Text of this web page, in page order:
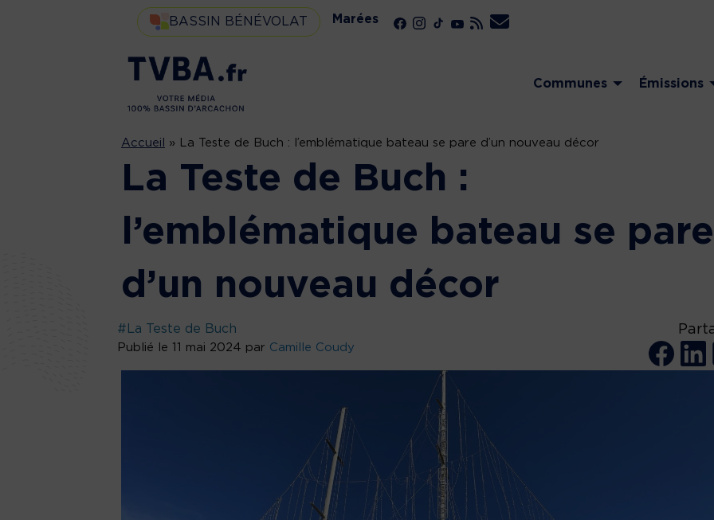
BASSIN BÉNÉVOLAT Marées
Communes Émissions
Accueil » La Teste de Buch : l’emblématique bateau se pare d’un nouveau décor
La Teste de Buch :
l’emblématique bateau se pare
d’un nouveau décor
#La Teste de Buch
Publié le 11 mai 2024 par Camille Coudy